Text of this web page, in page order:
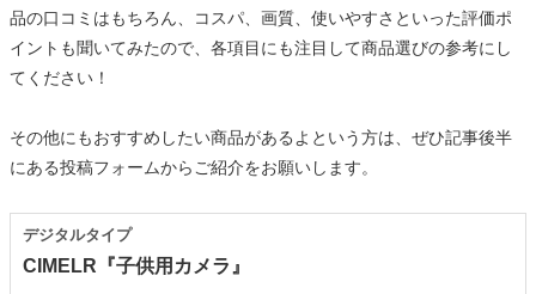
品の口コミはもちろん、コスパ、画質、使いやすさといった評価ポ
イントも聞いてみたので、各項目にも注目して商品選びの参考にし
てください！
その他にもおすすめしたい商品があるよという方は、ぜひ記事後半
にある投稿フォームからご紹介をお願いします。
CIMELR『子供用カメラ』
デジタルタイプ